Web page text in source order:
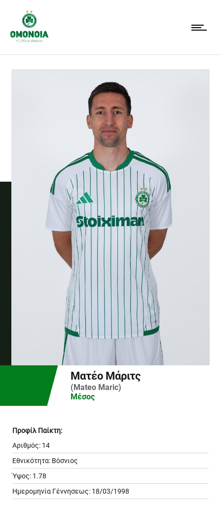
Ματέο Μάριτς
(Mateo Maric)
Μέσος
Προφίλ Παίκτη:
Αριθμός: 14
Εθνικότητα: Βόσνιος
Ύψος: 1.78
Ημερομηνία Γέννησεως: 18/03/1998